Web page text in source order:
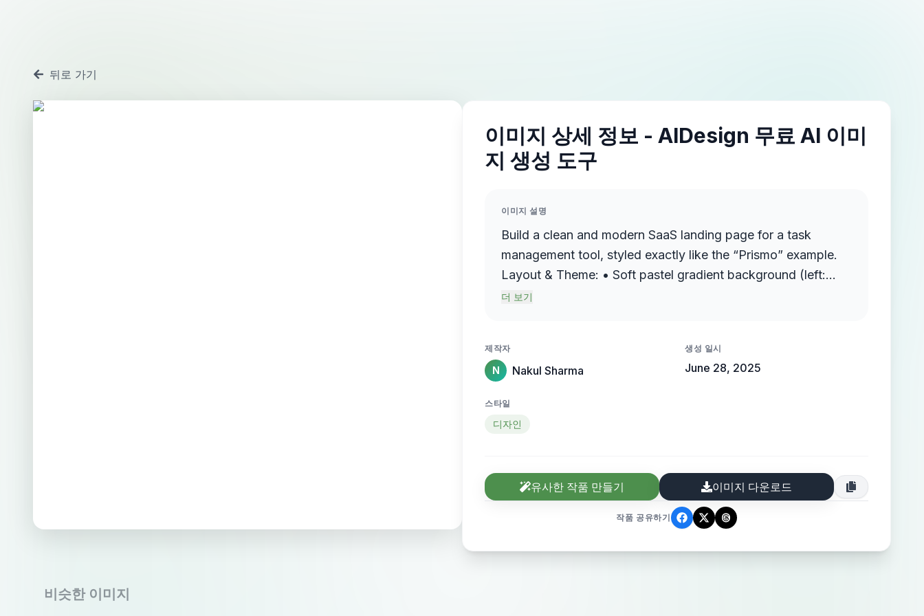
뒤로 가기
이미지 상세 정보 - AIDesign 무료 AI 이미
지 생성 도구
이미지 설명
Build a clean and modern SaaS landing page for a task
management tool, styled exactly like the “Prismo” example.
Layout & Theme: • Soft pastel gradient background (left:
light purple/pink, right: peach/orange) with a subtle texture •
Features, Pricing, About, Comparison • CTA buttons: “Join
Waitlist” (outlined), “Contact Us” (black fill) Hero Content: •
CTA: “Join Waitlist” (black button, center) • Rating below
CTA: ⭐⭐⭐⭐⭐ “4.9 rating based on 300k users” (Google-style
star rating with bold count) Hero Visual: • Screenshot of task
(Use a fake one if needed. Style it like Notion/Trello/Linear
더 보기
제작자
N Nakul Sharma
생성 일시
June 28, 2025
스타일
디자인
유사한 작품 만들기 이미지 다운로드
작품 공유하기
비슷한 이미지